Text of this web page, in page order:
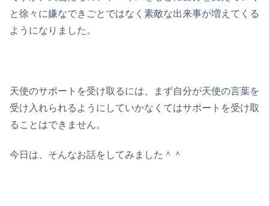
と徐々に嫌なできごとではなく素敵な出来事が増えてくる
ようになりました。
天使のサポートを受け取るには、まず自分が天使の言葉を
受け入れられるようにしていかなくてはサポートを受け取
ることはできません。
今日は、そんなお話をしてみました＾＾